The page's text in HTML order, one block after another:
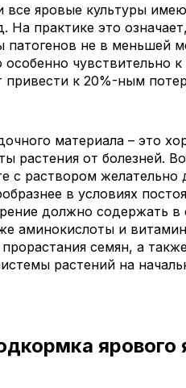
все яровые культуры
На практике это
патогенов не в меньшей
чувствительно
привести к 20%-ным
материала – это
растения от болезней.
с раствором желательно
в условиях
должно содержать в
аминокислоты и
семян, а
растений на
ярового